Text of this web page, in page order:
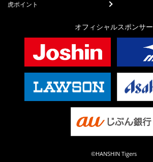
虎ポイント
オフィシャルスポンサー
©HANSHIN Tigers